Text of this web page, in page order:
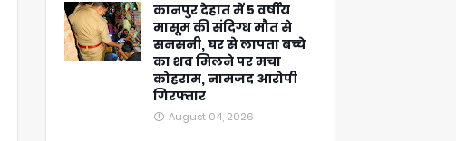
कानपुर देहात में 5 वर्षीय
मासूम की संदिग्ध मौत से
सनसनी, घर से लापता बच्चे
का शव मिलने पर मचा
कोहराम, नामजद आरोपी
गिरफ्तार
August 04, 2026